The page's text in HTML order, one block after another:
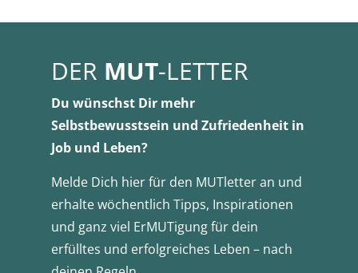
DER MUT-LETTER
Du wünschst Dir mehr
Selbstbewusstsein und Zufriedenheit in
Job und Leben?
Melde Dich hier für den MUTletter an und
erhalte wöchentlich Tipps, Inspirationen
und ganz viel ErMUTigung für dein
erfülltes und erfolgreiches Leben – nach